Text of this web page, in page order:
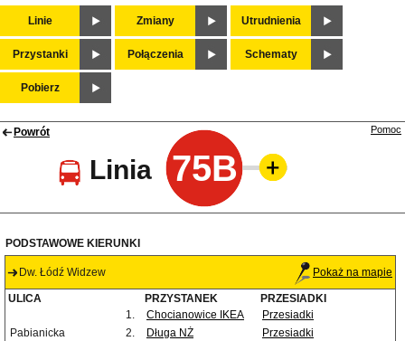
Linie Zmiany Utrudnienia
Przystanki Połączenia Schematy
Pobierz
Powrót
Linia 75B
Pomoc
PODSTAWOWE KIERUNKI
Dw. Łódź Widzew Pokaż na mapie
ULICA PRZYSTANEK
PRZESIADKI
1.
Chocianowice IKEA
Przesiadki
Pabianicka
2. Długa NŻ
Przesiadki